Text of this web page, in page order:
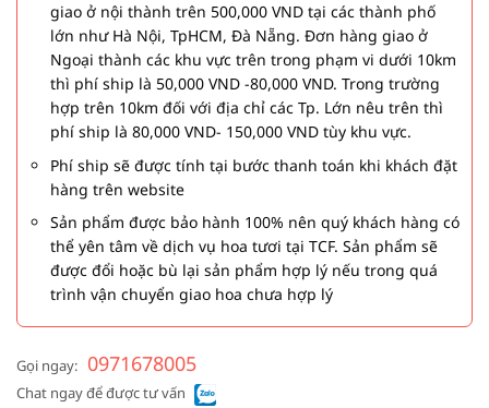
giao ở nội thành trên 500,000 VND tại các thành phố
lớn như Hà Nội, TpHCM, Đà Nẵng. Đơn hàng giao ở
Ngoại thành các khu vực trên trong phạm vi dưới 10km
thì phí ship là 50,000 VND -80,000 VND. Trong trường
hợp trên 10km đối với địa chỉ các Tp. Lớn nêu trên thì
phí ship là 80,000 VND- 150,000 VND tùy khu vực.
Phí ship sẽ được tính tại bước thanh toán khi khách đặt
hàng trên website
Sản phẩm được bảo hành 100% nên quý khách hàng có
thể yên tâm về dịch vụ hoa tươi tại TCF. Sản phẩm sẽ
được đổi hoặc bù lại sản phẩm hợp lý nếu trong quá
trình vận chuyển giao hoa chưa hợp lý
Gọi ngay: 0971678005
Chat ngay để được tư vấn